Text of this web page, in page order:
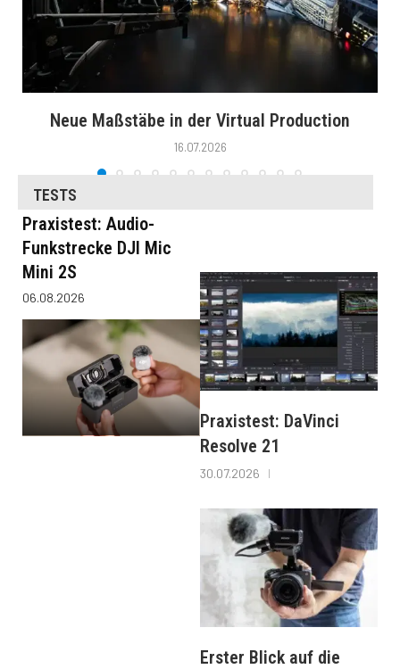
Neue Maßstäbe in der Virtual Production
16.07.2026
TESTS
Praxistest: Audio-
Funkstrecke DJI Mic
Mini 2S
06.08.2026
Praxistest: DaVinci
Resolve 21
30.07.2026
Erster Blick auf die